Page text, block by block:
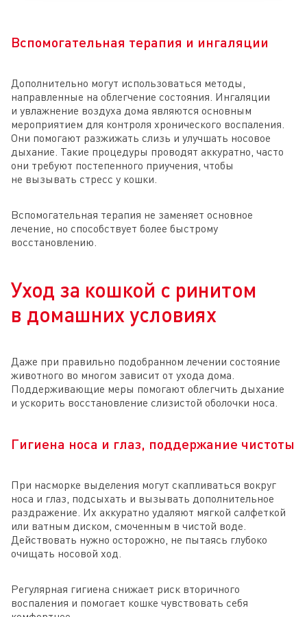
Вспомогательная терапия и ингаляции
Дополнительно могут использоваться методы,
направленные на облегчение состояния. Ингаляции
и увлажнение воздуха дома являются основным
мероприятием для контроля хронического воспаления.
Они помогают разжижать слизь и улучшать носовое
дыхание. Такие процедуры проводят аккуратно, часто
они требуют постепенного приучения, чтобы
не вызывать стресс у кошки.
Вспомогательная терапия не заменяет основное
лечение, но способствует более быстрому
восстановлению.
Уход за кошкой с ринитом
в домашних условиях
Даже при правильно подобранном лечении состояние
животного во многом зависит от ухода дома.
Поддерживающие меры помогают облегчить дыхание
и ускорить восстановление слизистой оболочки носа.
Гигиена носа и глаз, поддержание чистоты
При насморке выделения могут скапливаться вокруг
носа и глаз, подсыхать и вызывать дополнительное
раздражение. Их аккуратно удаляют мягкой салфеткой
или ватным диском, смоченным в чистой воде.
Действовать нужно осторожно, не пытаясь глубоко
очищать носовой ход.
Регулярная гигиена снижает риск вторичного
воспаления и помогает кошке чувствовать себя